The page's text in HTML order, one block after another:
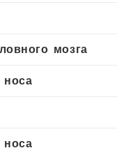
мозга
носа
носа